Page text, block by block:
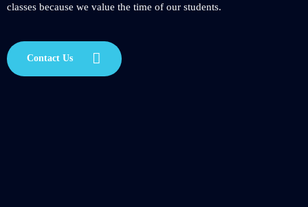
classes because we value the time of our students.
Contact Us